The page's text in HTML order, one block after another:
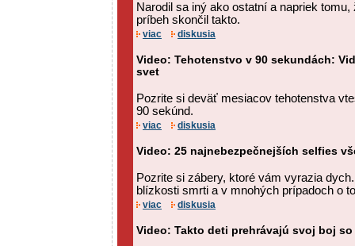
Narodil sa iný ako ostatní a napriek
príbeh skončil takto.
viac diskusia
Video: Tehotenstvo v 90 sekundách:
svet
Pozrite si deväť mesiacov tehotenstva
90 sekúnd.
viac diskusia
Video: 25 najnebezpečnejších selfies
Pozrite si zábery, ktoré vám vyrazia
blízkosti smrti a v mnohých prípadoch o
viac diskusia
Video: Takto deti prehrávajú svoj boj